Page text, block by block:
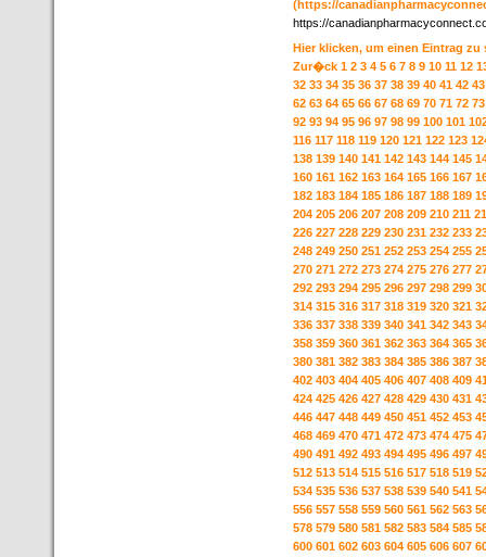
(https://
https://
Hier klicken, um einen Eintrag zu
Zur�ck 1 2 3 4 5 6 7 8 9 10 11 12
32 33 34 35 36 37 38 39 40 41 42 43
62 63 64 65 66 67 68 69 70 71 72 73
92 93 94 95 96 97 98 99 100 101
116 117 118 119 120 121 122 123
138 139 140 141 142 143 144 145
160 161 162 163 164 165 166 167
182 183 184 185 186 187 188 189
204 205 206 207 208 209 210 211
226 227 228 229 230 231 232 233
248 249 250 251 252 253 254 255
270 271 272 273 274 275 276 277
292 293 294 295 296 297 298 299
314 315 316 317 318 319 320 321
336 337 338 339 340 341 342 343
358 359 360 361 362 363 364 365
380 381 382 383 384 385 386 387
402 403 404 405 406 407 408 409
424 425 426 427 428 429 430 431
446 447 448 449 450 451 452 453
468 469 470 471 472 473 474 475
490 491 492 493 494 495 496 497
512 513 514 515 516 517 518 519
534 535 536 537 538 539 540 541
556 557 558 559 560 561 562 563
578 579 580 581 582 583 584 585
600 601 602 603 604 605 606 607